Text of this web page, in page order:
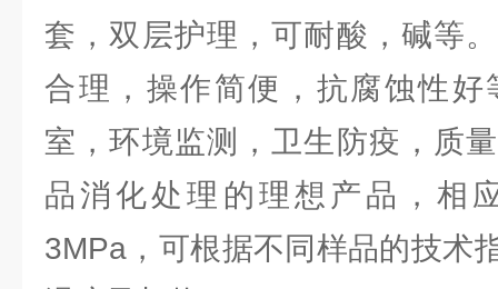
套，双层护理，可耐酸，碱等
合理，操作简便，抗腐蚀性好
室，环境监测，卫生防疫，质
品消化处理的理想产品，相
3MPa，可根据不同样品的技术